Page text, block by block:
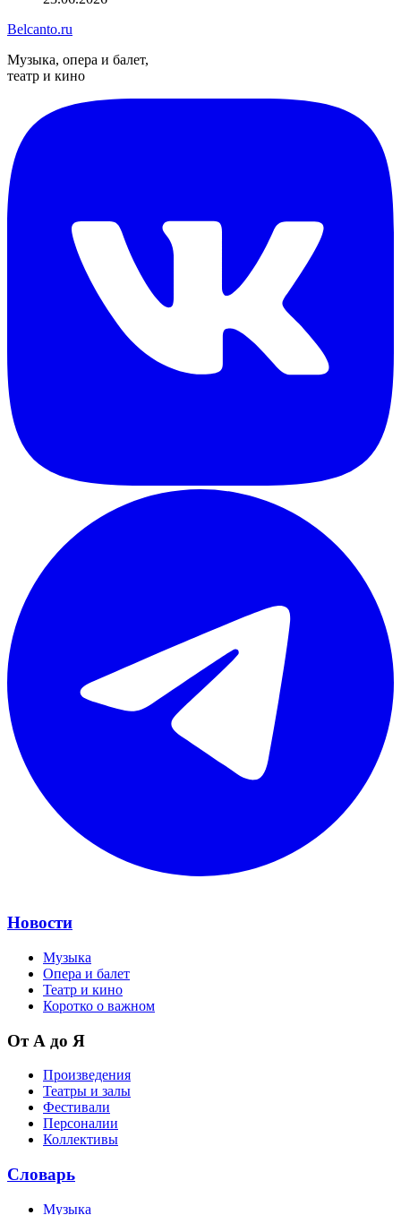
Belcanto.ru
Музыка, опера и балет,
театр и кино
Новости
Музыка
Опера и балет
Театр и кино
Коротко о важном
От А до Я
Произведения
Театры и залы
Фестивали
Персоналии
Коллективы
Словарь
Музыка